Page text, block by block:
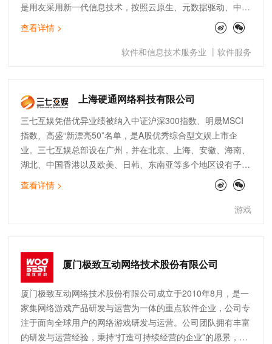
是用友采用新一代信息技术，按照云原生、元数据驱动、中台
化和数用分离的架构设计，涵盖平台服务、应用服务、业务服
务与数据服务等形态，集工具、能力和资源服务为一体，服务
企业与产业商业创新的平台型、生态化的云服务群。
查看详情 >
软件和信息技术服务业 | 软件服务
上海硬通网络科技有限公司
三七互娱凭借优异业绩被纳入中证沪深300指数、明晟MSCI
指数、高盛“新漂亮50”名单，是A股优秀综合型文娱上市企
业。三七互娱总部设在广州，并在北京、上海、安徽、海南、
湖北、中国香港以及欧美、日韩、东南亚等多个地区设有子公
司或办事处等分支机构。公司业务包含游戏和素质教育，同时
在新质生产力、泛文娱及都市消费领域进行拓展，大力布局人
工智能、XR、人机交互等前沿方向，打造多元生态圈。旗下
三七互娱秉承“给世界带来快乐”的使命，致力于成为一家卓越
的、可持续发展的文娱企业。
查看详情 >
游戏
厦门极致互动网络技术股份有限公司
厦门极致互动网络技术股份有限公司成立于2010年8月，是一
家集网络游戏产品研发与运营为一体的重点软件企业，公司专
注于面向全球用户的网络游戏研发与运营。公司团队拥有丰富
的研发与运营经验，秉持“打造可持续经营的企业”的愿景，立